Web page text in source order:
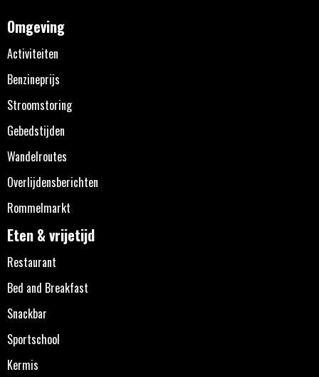
Omgeving
Activiteiten
Benzineprijs
Stroomstoring
Gebedstijden
Wandelroutes
Overlijdensberichten
Rommelmarkt
Eten & vrijetijd
Restaurant
Bed and Breakfast
Snackbar
Sportschool
Kermis